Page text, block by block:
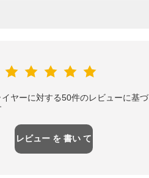
イヤーに対する50件のレビューに基づ
レビュー を 書い て